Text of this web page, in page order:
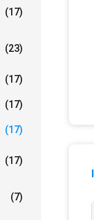
(17)
(23)
(17)
(17)
(17)
(17)
(7)